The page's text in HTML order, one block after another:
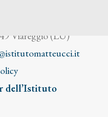
Viareggio (LU)
dell’Istituto